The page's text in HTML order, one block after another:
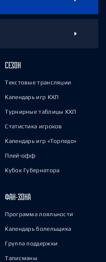
СЕЗОН
Текстовые трансляции
Календарь игр КХЛ
Турнирные таблицы КХЛ
Статистика игроков
Календарь игр «Торпедо»
Плей-офф
Кубок Губернатора
ФАН-ЗОНА
Программа лояльности
Календарь болельщика
Группа поддержки
Талисманы